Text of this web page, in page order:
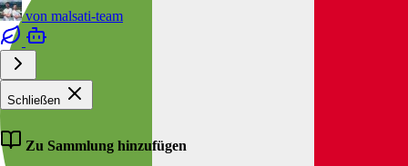
von malsati-team
Schließen
Zu Sammlung hinzufügen